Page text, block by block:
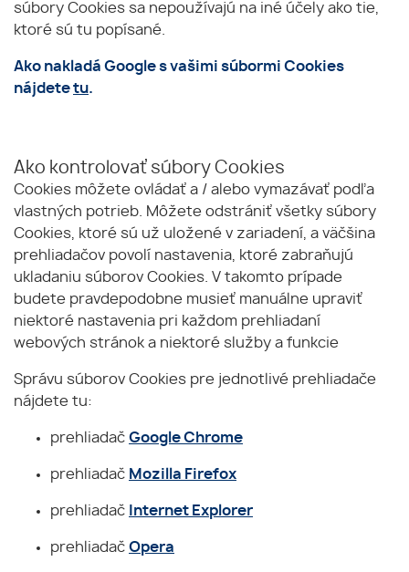
súbory Cookies sa nepoužívajú na iné účely ako tie,
ktoré sú tu popísané.
Ako nakladá Google s vašimi súbormi Cookies
nájdetetu.
Ako kontrolovať súbory Cookies
Cookies môžete ovládať a / alebo vymazávať podľa
vlastných potrieb. Môžete odstrániť všetky súbory
Cookies, ktoré sú už uložené v zariadení, a väčšina
prehliadačov povolí nastavenia, ktoré zabraňujú
ukladaniu súborov Cookies. V takomto prípade
budete pravdepodobne musieť manuálne upraviť
niektoré nastavenia pri každom prehliadaní
webových stránok a niektoré služby a funkcie
Správu súborov Cookies pre jednotlivé prehliadače
nájdete tu:
prehliadač Google Chrome
prehliadač Mozilla Firefox
prehliadač Internet Explorer
prehliadač Opera